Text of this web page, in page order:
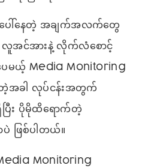
ပေါ်နေတဲ့ အချက်အလက်တွေ
င့် လူအင်အားနဲ့ လိုက်လံစောင့်
မယ့် Media Monitoring
တဲ့အခါ လုပ်ငန်းအတွက်
ြီး ပိုမိုထိရောက်တဲ့
ဖြစ်ပါတယ်။
Monitoring